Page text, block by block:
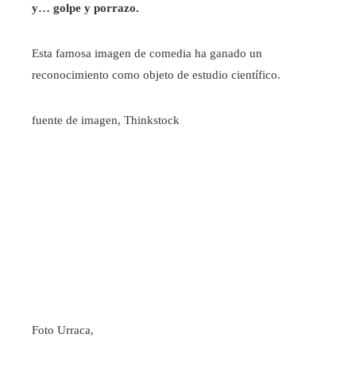
y… golpe y porrazo.
Esta famosa imagen de comedia ha ganado un
reconocimiento como objeto de estudio científico.
fuente de imagen, Thinkstock
Foto Urraca,